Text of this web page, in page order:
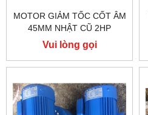
MOTOR GIẢM TỐC CỐT ÂM
45MM NHẬT CŨ 2HP
Vui lòng gọi